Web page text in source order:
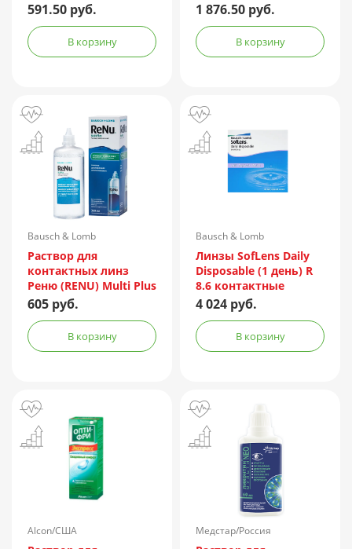
591.50 руб.
В корзину
1 876.50 руб.
В корзину
Bausch & Lomb
Incorporated/Италия
Раствор для
контактных линз
Реню (RENU) Multi Plus
360мл + контейнер
605 руб.
В корзину
Bausch & Lomb
Линзы SofLens Daily
Disposable (1 день) R
8.6 контактные
мягкие корриг. -1,50
4 024 руб.
В корзину
Alcon/США Медстар/Россия